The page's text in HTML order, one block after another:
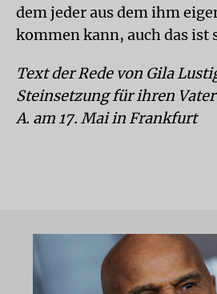
dem jeder aus dem ihm
kommen kann, auch das ist
Text der Rede von Gila
Steinsetzung für ihren
A. am 17. Mai in Frankfurt